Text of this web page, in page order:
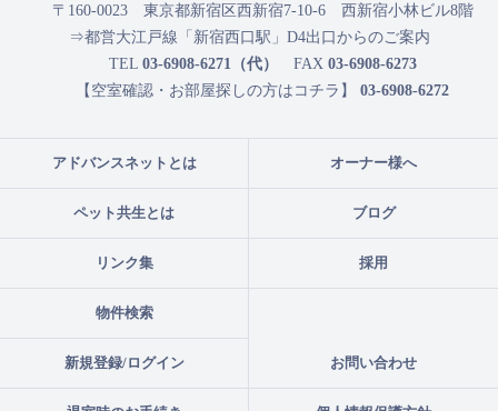
アドバンスネットとは オーナー様へ
ペット共生とは ブログ
リンク集 採用
物件検索
新規登録/ログイン お問い合わせ
〒160-0023 東京都新宿区西新宿7-10-6 西新宿小林ビル8階
⇒都営大江戸線「新宿西口駅」D4出口からのご案内
TEL 03-6908-6271（代） FAX 03-6908-6273
【空室確認・お部屋探しの方はコチラ】 03-6908-6272